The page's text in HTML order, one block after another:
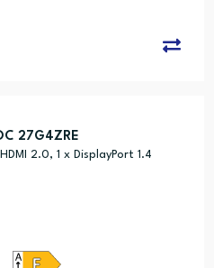
27G4ZRE
2.0, 1 x DisplayPort 1.4